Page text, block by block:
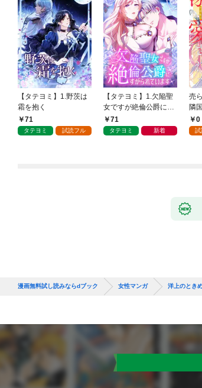
【タテヨミ】1.野茨は
霜を抱く
71
タテヨミ 試読フル
【タテヨミ】1.欠陥聖
女ですが絶倫公爵にす
がられています
71
タテヨミ 新着
売
隣
れる
0
試
漫画無料試し読みならdブック 女性マンガ 洋上のとき